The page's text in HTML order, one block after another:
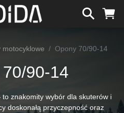
motocyklowe Opony 70/90-14
90-14
to znakomity wybór dla skuterów i
doskonałą przyczepność oraz